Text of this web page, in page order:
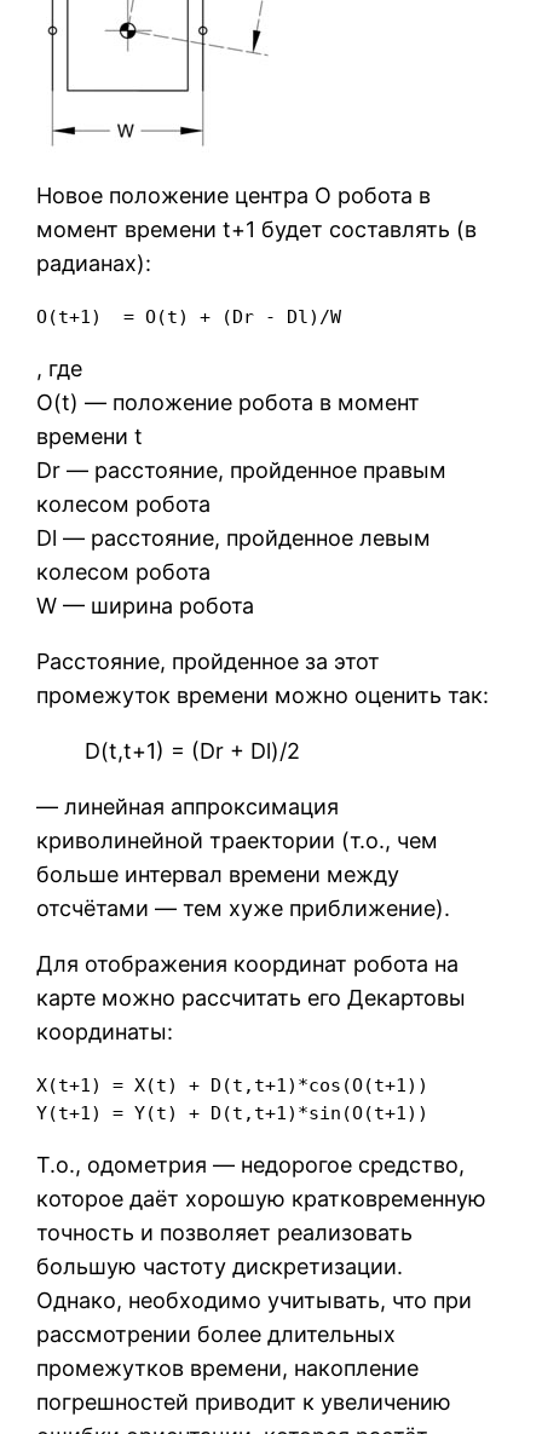
Новое положение центра O робота в
момент времени t+1 будет составлять (в
радианах):
O(t+1)  = O(t) + (Dr - Dl)/W
, где
O(t) — положение робота в момент
времени t
Dr — расстояние, пройденное правым
колесом робота
Dl — расстояние, пройденное левым
колесом робота
W — ширина робота
Расстояние, пройденное за этот
промежуток времени можно оценить так:
D(t,t+1) = (Dr + Dl)/2
— линейная аппроксимация
криволинейной траектории (т.о., чем
больше интервал времени между
отсчётами — тем хуже приближение).
Для отображения координат робота на
карте можно рассчитать его Декартовы
координаты:
X(t+1) = X(t) + D(t,t+1)*cos(O(t+1))
Y(t+1) = Y(t) + D(t,t+1)*sin(O(t+1))
Т.о., одометрия — недорогое средство,
которое даёт хорошую кратковременную
точность и позволяет реализовать
большую частоту дискретизации.
Однако, необходимо учитывать, что при
рассмотрении более длительных
промежутков времени, накопление
погрешностей приводит к увеличению